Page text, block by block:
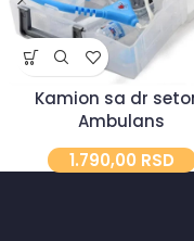
Kamion sa dr
Ambulans
1.790,00 RSD